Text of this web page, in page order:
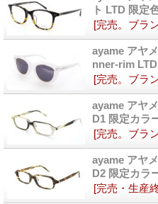
ト LTD 限定
[完売。ブラ
ayame アヤ
nner-rim
[完売。ブラ
ayame アヤ
D1 限定カラ
[完売。ブラ
ayame アヤ
D2 限定カラ
[完売・生産